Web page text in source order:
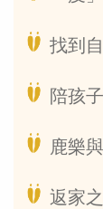
找到
陪孩
鹿樂
返家